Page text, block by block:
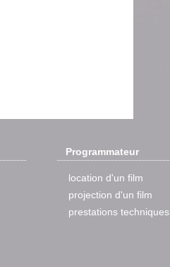
Programmateur
location d'un film
projection d'un film
prestations techniques